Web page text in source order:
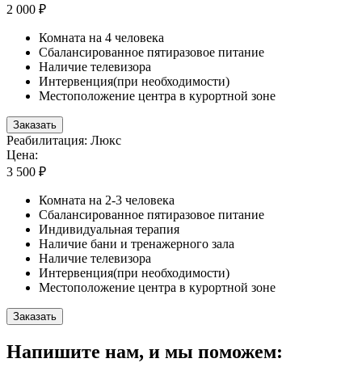
2 000 ₽
Комната на 4 человека
Сбалансированное пятиразовое питание
Наличие телевизора
Интервенция(при необходимости)
Местоположение центра в курортной зоне
Заказать
Реабилитация: Люкс
Цена:
3 500 ₽
Комната на 2-3 человека
Сбалансированное пятиразовое питание
Индивидуальная терапия
Наличие бани и тренажерного зала
Наличие телевизора
Интервенция(при необходимости)
Местоположение центра в курортной зоне
Заказать
Напишите нам, и мы поможем: